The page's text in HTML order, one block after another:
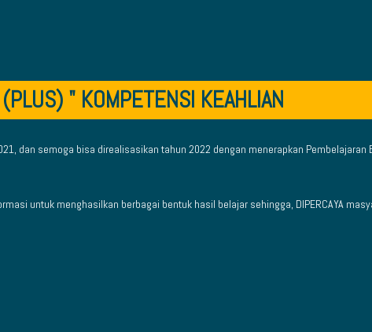
" KOMPETENSI KEAHLIAN
dan semoga bisa direalisasikan tahun 2022 dengan menerapkan
untuk menghasilkan berbagai bentuk hasil belajar sehingga, DIPERCAYA